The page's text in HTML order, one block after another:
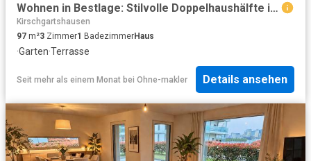
Wohnen in Bestlage: Stilvolle Doppelhaushälfte in der BASF Kolonie
Kirschgartshausen
97 m²3 Zimmer1 BadezimmerHaus
·Garten·Terrasse
Seit mehr als einem Monat bei Ohne-makler Details ansehen